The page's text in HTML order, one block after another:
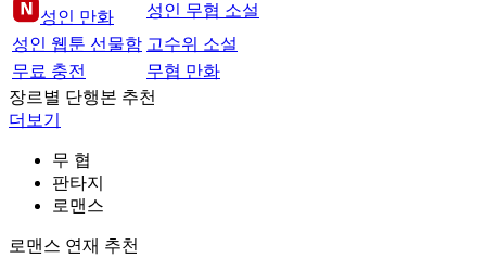
성인 만화
성인 무협 소설
성인 웹툰 선물함 고수위 소설
무료 충전
무협 만화
장르별 단행본 추천
더보기
무 협
판타지
로맨스
로맨스 연재 추천